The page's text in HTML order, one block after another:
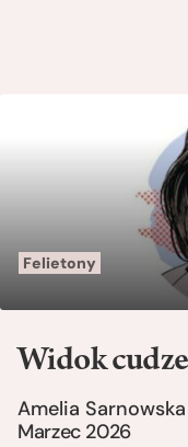
Felietony
Widok
Amelia Sarnowska
Marzec 2026